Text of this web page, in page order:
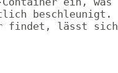
beschleunigt.
findet, lässt